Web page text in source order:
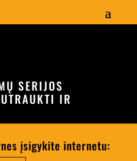
SERIJOS
IR
įsigykite internetu: